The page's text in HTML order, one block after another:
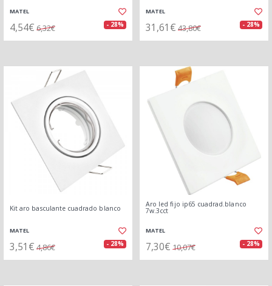
MATEL
4,54€ 6,32€ - 28%
MATEL
31,61€ 43,80€ - 28%
Kit aro basculante cuadrado blanco
MATEL
3,51€ 4,86€ - 28%
Aro led fijo ip65 cuadrad.blanco
7w.3cct
MATEL
7,30€ 10,07€ - 28%